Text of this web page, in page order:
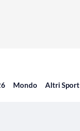
Mondo Altri Sport